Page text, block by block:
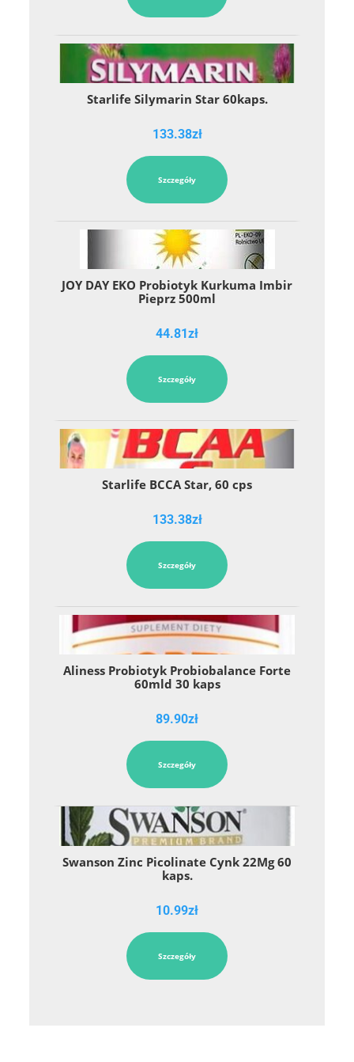
Starlife Silymarin Star 60kaps.
133.38zł
Szczegóły
JOY DAY EKO Probiotyk Kurkuma Imbir
Pieprz 500ml
44.81zł
Szczegóły
Starlife BCCA Star, 60 cps
133.38zł
Szczegóły
Aliness Probiotyk Probiobalance Forte
60mld 30 kaps
89.90zł
Szczegóły
Swanson Zinc Picolinate Cynk 22Mg 60
kaps.
10.99zł
Szczegóły